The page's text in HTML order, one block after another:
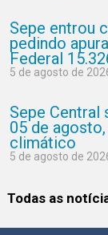
Sepe entrou
pedindo
Federal
5 de agosto de
Sepe Central
05 de
climático
5 de agosto de
Todas as